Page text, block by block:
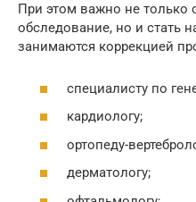
При этом важно не только
обследование, но и стать
занимаются коррекцией
специалисту по
кардиологу;
ортопеду-
дерматологу;